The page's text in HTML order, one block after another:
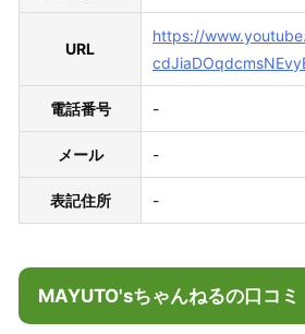
URL
https://
電話番号 -
メール -
表記住所 -
MAYUTO'sちゃんねるの口コミ